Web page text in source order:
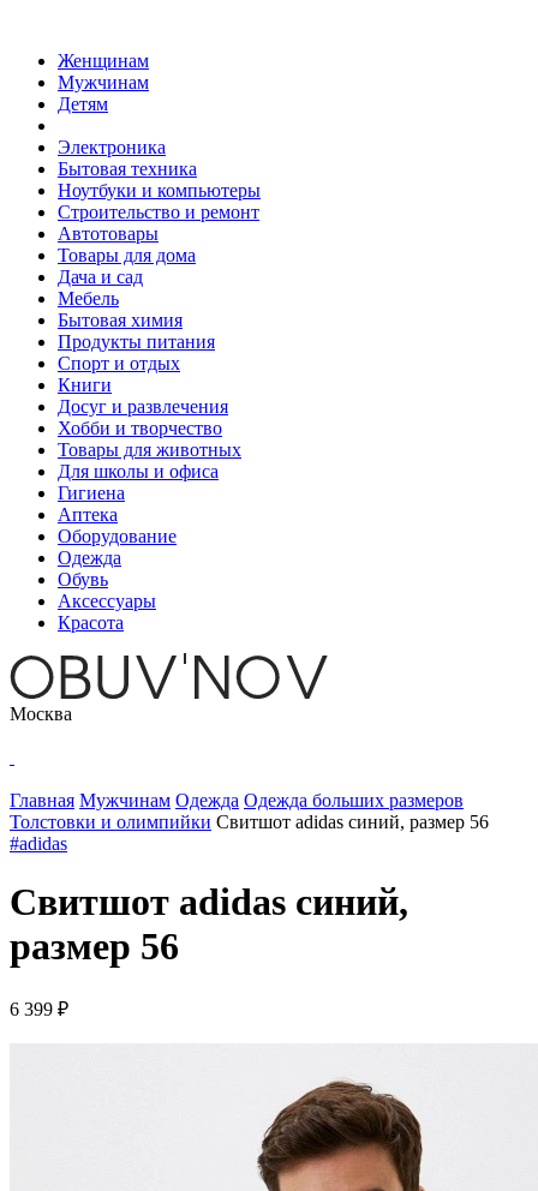
Женщинам
Мужчинам
Детям
Электроника
Бытовая техника
Ноутбуки и компьютеры
Строительство и ремонт
Автотовары
Товары для дома
Дача и сад
Мебель
Бытовая химия
Продукты питания
Спорт и отдых
Книги
Досуг и развлечения
Хобби и творчество
Товары для животных
Для школы и офиса
Гигиена
Аптека
Оборудование
Одежда
Обувь
Аксессуары
Красота
Москва
Главная Мужчинам Одежда Одежда больших размеров
Толстовки и олимпийки Свитшот adidas синий, размер 56
#adidas
Свитшот adidas синий,
размер 56
6 399 ₽